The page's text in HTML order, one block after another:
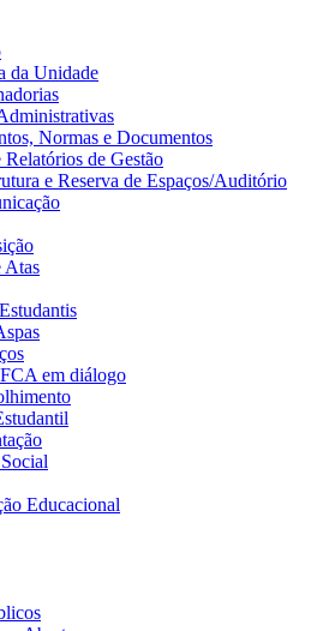
da Unidade
Normas e Documentos
Relatórios de Gestão
e Reserva de Espaços/Auditório
Atas
em diálogo
Educacional